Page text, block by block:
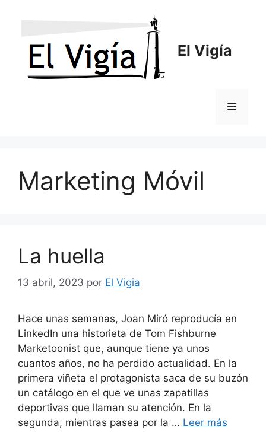
El Vigía
Menú
Marketing Móvil
La huella
13 abril, 2023 por El Vigia
Hace unas semanas, Joan Miró reproducía en
LinkedIn una historieta de Tom Fishburne
Marketoonist que, aunque tiene ya unos
cuantos años, no ha perdido actualidad. En la
primera viñeta el protagonista saca de su buzón
un catálogo en el que ve unas zapatillas
deportivas que llaman su atención. En la
segunda, mientras pasea por la … Leer más